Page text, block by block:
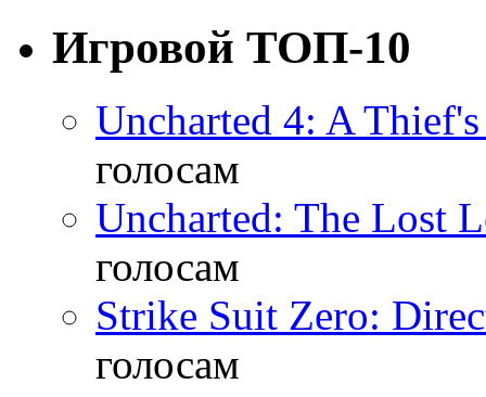
Игровой ТОП-10
Uncharted 4: A
голосам
Uncharted: The Lost
голосам
Strike Suit Zero:
голосам